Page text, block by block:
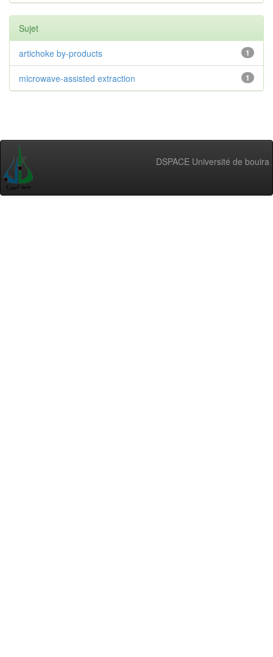
Sujet
1
artichoke by-products
1
microwave-assisted extraction
DSPACE Université de bouira